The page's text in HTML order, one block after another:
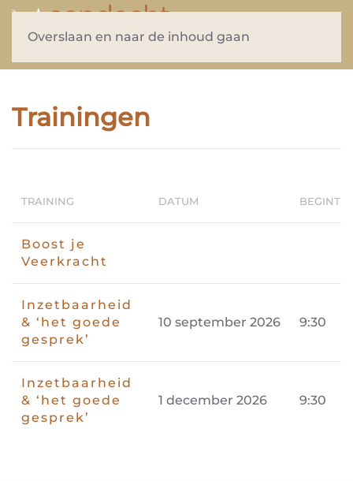
Overslaan en naar de inhoud gaan
Trainingen
TRAINING DATUM
Boost je
Veerkracht
Inzetbaarheid
& ‘het goede
gesprek’
10 september 2026 9:30
Inzetbaarheid
& ‘het goede
gesprek’
1 december 2026 9:30